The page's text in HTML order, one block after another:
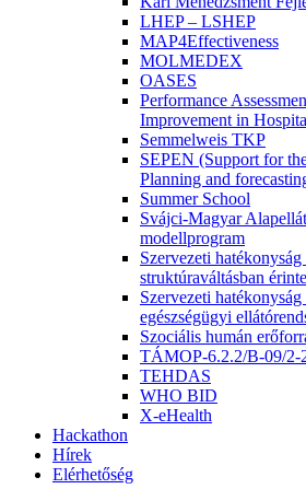
LHEP – LSHEP
MAP4Effectiveness
MOLMEDEX
OASES
Performance
Improvement in
Semmelweis TKP
SEPEN (Support for
Planning and
Summer School
Svájci-Magyar
modellprogram
Szervezeti hatékonyság
struktúraváltásban
Szervezeti hatékonyság
egészségügyi
Szociális humán
TÁMOP-6.2.2/B-09/2-
TEHDAS
WHO BID
X-eHealth
Hackathon
Hírek
Elérhetőség